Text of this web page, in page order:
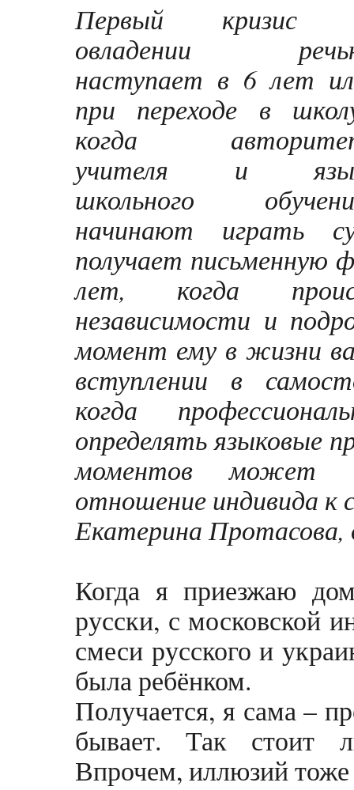
Первый кризис
овладении
наступает в 6 лет
при переходе в
когда
учителя и
школьного
начинают играть
получает письменную
лет, когда
независимости и
момент ему в жизни
вступлении в
когда
определять языковые
моментов может
отношение индивида к
Екатерина Протасова,
Когда я приезжаю
русски, с московской
смеси русского и
была ребёнком.
Получается, я сама –
бывает. Так стоит
Впрочем, иллюзий тоже